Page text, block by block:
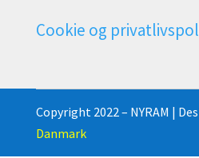
Cookie og
Copyright 2022 – NYRAM |
Danmark